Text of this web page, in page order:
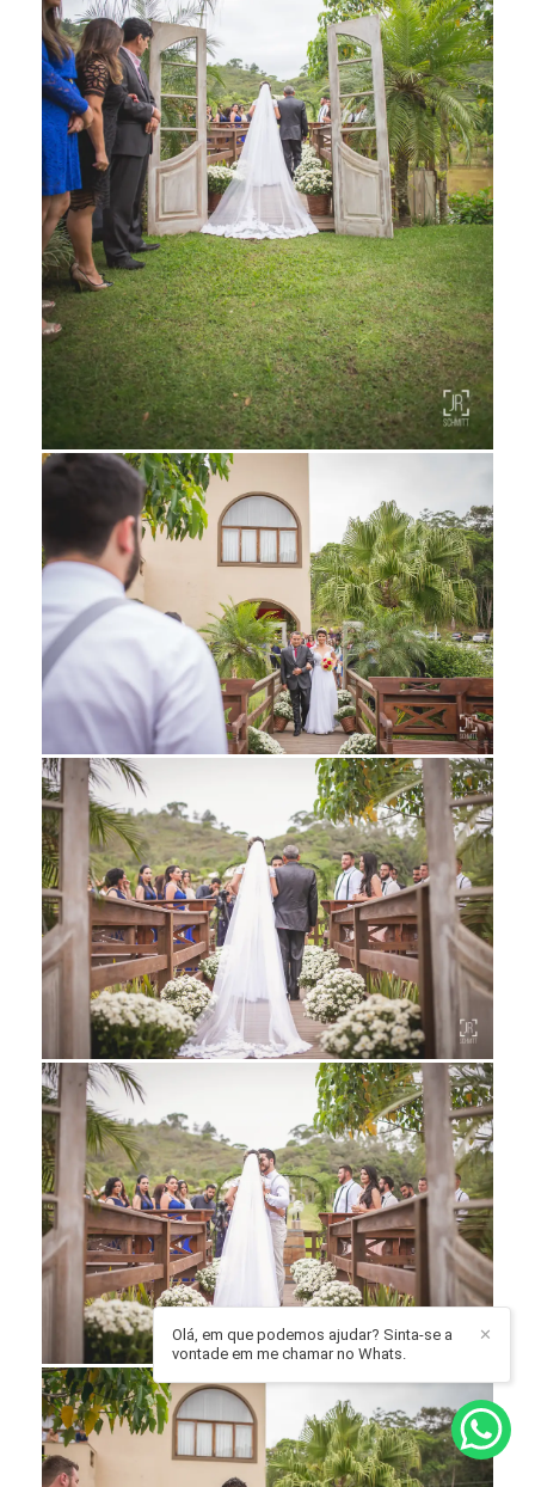
✕
Olá, em que podemos ajudar? Sinta-se a
vontade em me chamar no Whats.